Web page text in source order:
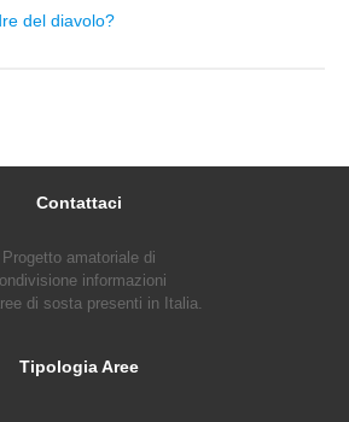
del diavolo?
Contattaci
Progetto amatoriale di
informazioni
di sosta presenti in Italia.
Tipologia Aree